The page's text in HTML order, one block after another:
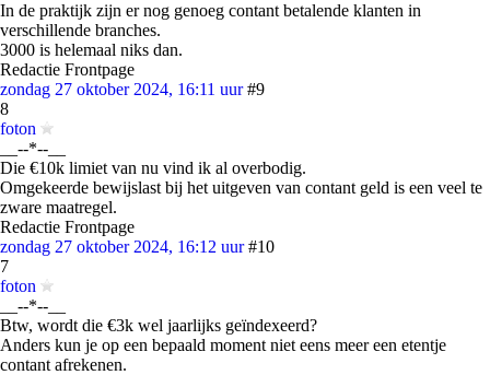
In de praktijk zijn er nog genoeg contant betalende klanten in
verschillende branches.
3000 is helemaal niks dan.
Redactie Frontpage
zondag 27 oktober 2024, 16:11 uur #9
8
foton
__--*--__
Die €10k limiet van nu vind ik al overbodig.
Omgekeerde bewijslast bij het uitgeven van contant geld is een veel te
zware maatregel.
Redactie Frontpage
zondag 27 oktober 2024, 16:12 uur #10
7
foton
__--*--__
Btw, wordt die €3k wel jaarlijks geïndexeerd?
Anders kun je op een bepaald moment niet eens meer een etentje
contant afrekenen.